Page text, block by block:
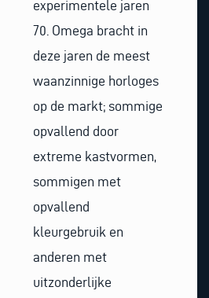
experimentele jaren
70. Omega bracht in
deze jaren de meest
waanzinnige horloges
op de markt; sommige
opvallend door
extreme kastvormen,
sommigen met
opvallend
kleurgebruik en
anderen met
uitzonderlijke